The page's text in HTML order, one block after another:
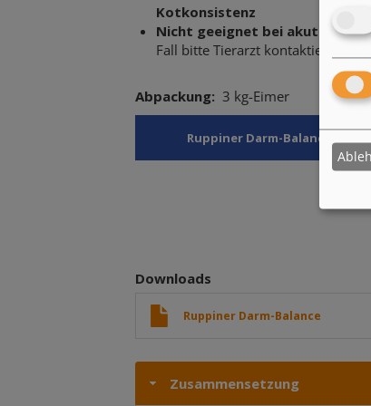
Kotkonsistenz
Nicht geeignet bei akutem
Fall bitte Tierarzt kontaktieren
Abpackung 3 kg-Eimer
Ruppiner Darm-Balance in
Downloads
Ruppiner Darm-Balance
Zusammensetzung